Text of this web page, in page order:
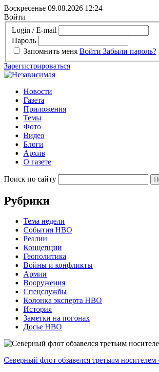
Воскресенье 09.08.2026 12:24
Войти
Login / E-mail
Пароль
Запомнить меня Войти Забыли пароль?
Зарегистрироваться
Новости
Газета
Приложения
Темы
Фото
Видео
Блоги
Архив
О газете
Поиск по сайту
Рубрики
Тема недели
События НВО
Реалии
Концепции
Геополитика
Войны и конфликты
Армии
Вооружения
Спецслужбы
Колонка эксперта НВО
История
Заметки на погонах
Досье НВО
Северный флот обзавелся третьим